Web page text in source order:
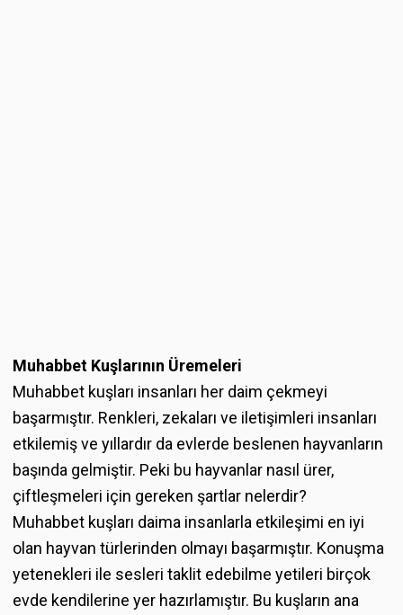
Muhabbet Kuşlarının Üremeleri
Muhabbet kuşları insanları her daim çekmeyi
başarmıştır. Renkleri, zekaları ve iletişimleri insanları
etkilemiş ve yıllardır da evlerde beslenen hayvanların
başında gelmiştir. Peki bu hayvanlar nasıl ürer,
çiftleşmeleri için gereken şartlar nelerdir?
Muhabbet kuşları daima insanlarla etkileşimi en iyi
olan hayvan türlerinden olmayı başarmıştır. Konuşma
yetenekleri ile sesleri taklit edebilme yetileri birçok
evde kendilerine yer hazırlamıştır. Bu kuşların ana